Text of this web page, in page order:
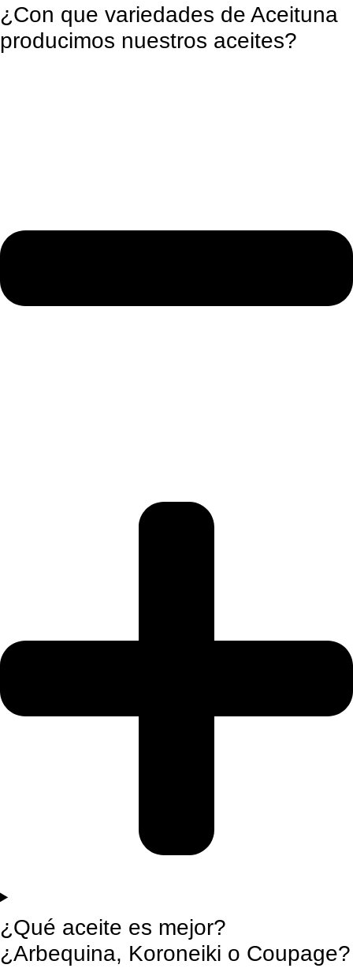
¿Con que variedades de Aceituna
producimos nuestros aceites?
¿Qué aceite es mejor?
¿Arbequina, Koroneiki o Coupage?